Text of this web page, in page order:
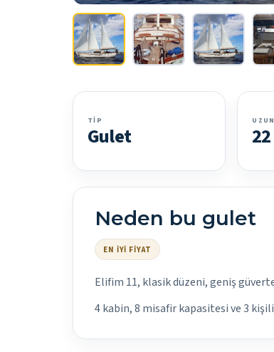
TIP
Gulet
Neden bu gulet
EN İYI FIYAT
Elifim 11, klasik düzeni, geniş
4 kabin, 8 misafir kapasitesi ve 3